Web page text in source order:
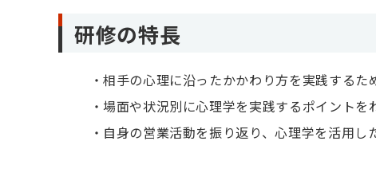
研修の特長
相手の心理に沿ったかかわり方を実践するた
場面や状況別に心理学を実践するポイントを
自身の営業活動を振り返り、心理学を活用し